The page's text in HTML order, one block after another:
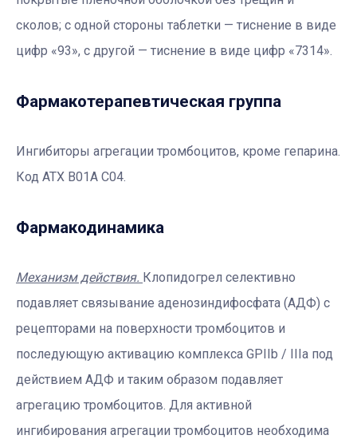
сколов; с одной стороны таблетки — тиснение в виде
цифр «93», с другой — тиснение в виде цифр «7314».
Фармакотерапевтичеcкая группа
Ингибиторы агрегации тромбоцитов, кроме гепарина.
Код АТХ B01A C04.
Фармакодинамика
Механизм действия. Клопидогрел селективно
подавляет связывание аденозиндифосфата (АДФ) с
рецепторами на поверхности тромбоцитов и
последующую активацию комплекса GPIIb / IIIa под
действием АДФ и таким образом подавляет
агрегацию тромбоцитов. Для активной
ингибирования агрегации тромбоцитов необходима